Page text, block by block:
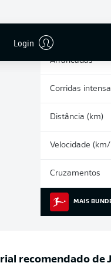
Login
Arrancadas
Corridas
Distância (km)
Velocidade
Cruzamentos
MAIS
recomendado de